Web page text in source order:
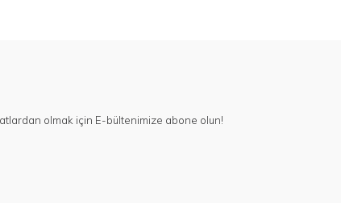
olmak için E-bültenimize abone olun!